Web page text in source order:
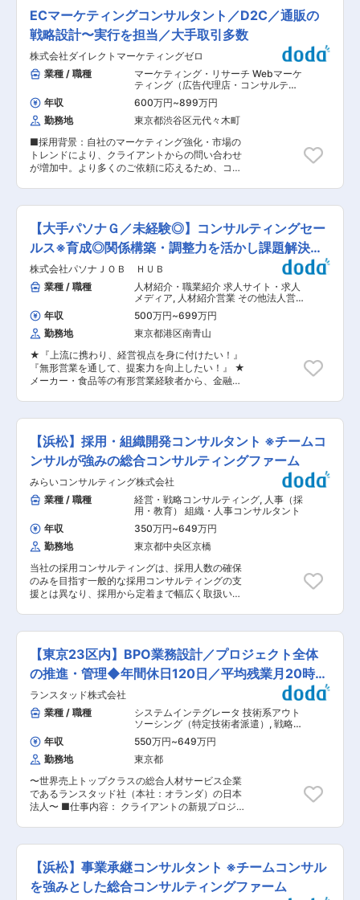
を活用しており、環境規制への迅速/網羅的な対
応、各国拠点の立上・運用コストの削減といった
効果を生んでいます。
れ： 入社後まずは会計ソフト研修を経て、基本知
識を習得頂きます。（会計ソフト会社様から研修
を行って頂きます。） その後は補助的な業務から
初めて頂き、3カ月〜半年程度、OJTを通して業
務を習得して頂きます。ご 自身のマーケットを創
り上げるために保険商材等も取り扱いながら顧問
先を獲得、早い方で半年から簡単な案件からご担
当いただき、徐々にクライアントを増やしていた
だくイメージです。 ■働き方： ・年間休日127日
の土日祝休みとライフワークバランスを充実でき
る環境です。 ・人事考課表用い、定量・定性的観
点から自己評価・上長評価のすり合わせを行い評
価を決定しております。また、売上げ・契約件数
スペースにはスタンディングデスクや円形デスク
があります。様々な働き方に対応できるようオフ
ご利用いただきます。 担当顧客件数や距離によっ
て支給額が変更します。 ※支給実績例：50,000
円/月 変更の範囲：会社の定める業務
キュリティ強化／ガバナンス設計までを一気通貫
で伴走する仕事です。 “使える生成AI”を現場に根
付かせる経験を積みながら、生成AIコンサルとし
ての市場価値を最短距離で高められる環境があり
ます。 【職務の魅力】 ・戦略×実装の橋渡し：構
想で終わらせず、現場に届くユースケースと運用
設計まで落とし込む ・安心安全の設計が主戦場：
金融機関に求められる高い水準のセキュリティ・
ガバナンスを実務で磨ける ・伴走型”の価値提
供：机上の正論ではなく、組織・業務・規制要件
に合わせて実現に導く ・生成AIコンサルとしての
成長：評価軸（効果・リスク・統制）をセットで
扱い、再現性ある型を身につける 【組織構成】
・当事業部は、約40の地銀が参加する国内有数規
度。 変更の範囲：会社の定める業務
ECマーケティングコンサルタント／D2C／通販の
戦略設計〜実行を担当／大手取引多数
株式会社ダイレクトマーケティングゼロ
業種 / 職種
マーケティング・リサーチ Webマーケ
ティング（広告代理店・コンサルティ
ング・制作） , Webマーケティング
（ネット広告・販促PRなど） 戦略・経
営コンサルタント
年収 600万円~899万円
勤務地
東京都渋谷区元代々木町
■採用背景：自社のマーケティング強化・市場の
トレンドにより、クライアントからの問い合わせ
が増加中。より多くのご依頼に応えるため、コン
を行う顧客に対して、コンサルティング業務を行
います。顧客の事業構造分析〜課題特定〜戦略立
案・実行まで、一貫して関わることができます。
基本的に問い合わせベースでの案件受注となるた
め、新規獲得はありません。 ＜具体的には＞ ・
顧客EC事業のデータ分析 (売上データ、顧客デー
タ、PL等) ・分析データから顧客の事業課題を抽
出 ・課題解決のための施策立案 ・広告、販促ツ
ール等の企画制作 ・WEB広告運用 ・各種施策の
効果測定/分析 等 ※WEB販促だけでなく、顧客の
商品企画まで関わることも可能です。 ■ポジショ
ンの魅力： ・戦略設計〜実行まで幅広く担当：提
案領域はプロモーションだけでなく、ECサイトの
構築・決済フローの改善・経費削減など、多岐に
わたります。また商品企画にも関わることがで
き、マーケティング４P全ての側面からお客様の
1〜2社に制限することで、コンサルタントが顧客
の成果創出に集中できる環境を整えております。
顧客のKPI改善による成果報酬制度の導入の為案
件受注が目的にならず、お客様の成果創出にこだ
われる環境です。 ■過去入社されている方・理
由：事業会社で会報誌の作成経験をされてきた方
や、通販の会社で同梱物の作成をされてきた方
が、数字に基づいたクリエイティブに携わること
でより精度の高いコンサルティングスキルを身に
着けていきたい方がご入社されております。 ■入
社後の流れ・スキルアップ環境 ・代表はベネッ
セ・大手通販化粧品会社で10年以上マーケティン
グやECの知見を身に付け当社を創業。 創業時代
た成功事例を基にメンバーもコンサルティングを
しており、入社後はその成功事例を覚えながらよ
れる環境です。 ・商材は、ライフスタイル・ビュ
ーティー・ペットフード・健康食品など美容系の
消費財がメインで、顧客も大手が多い環境です。
変更の範囲：会社の定める業務
【大手パソナＧ／未経験◎】コンサルティングセー
ルス※育成◎関係構築・調整力を活かし課題解決営
業へ
株式会社パソナＪＯＢ ＨＵＢ
業種 / 職種
人材紹介・職業紹介 求人サイト・求人
メディア, 人材紹介営業 その他法人営
業（既存・ルートセールス中心） 戦
略・経営コンサルタント
年収 500万円~699万円
勤務地
東京都港区南青山
★『上流に携わり、経営視点を身に付けたい！』
『無形営業を通して、提案力を向上したい！』 ★
メーカー・食品等の有形営業経験者から、金融・
ら直接経営課題をヒアリングし、最適な解決戦略
を立案。 当社のデータベースに登録のある15000
名以上のプロフェッショナル人材の中から、 最適
なプロをご紹介し、解決まで一気通貫で伴走する
コンサルティングセールスです。 市場ニーズの高
まりによりパソナグループ内でも非常に高い成長
率を誇る事業です。 ◆『ProShare』事業の魅力
◎多様な業界・企業への支援が可能！ 当
社では領域・業界の担当を分けておりません。
IT/食品/エンタメ/金融……様々な業界、そ
してスタートアップ企業から大手企業まで
担当するため、幅広い業界知識を身に付けること
ができます！ ◎様々なソリューションを通し
て、質の高いビジネス知識・スキルを身に付けら
れる！ 「新規事業の立ち上げ」「営業戦略
の立案」「人事制度の構築」…… 企業のあ
提案！ビジネスマンとしての視座を高めることが
できます。 ◎一気通貫で、中長期的に、顧客の
経営課題解決に伴走！ 初回接点から、支援開
始後のフォローまで、1人のコンサルタントが実
行。 顧客の課題に最後まで寄り添い、中長期
的に介在価値を提供することができます！ ◆部署
の雰囲気 平均年齢29.4歳 / 男女比7:3 / 中途入社
社員およそ60% マネジメント層も30代が中心！
とても活気に溢れた部門です！ ◆入社後の流れ
・入社後3か月まで：育成専門チームにてOJTを
通した密接な業務フォロー（営業レクチャー/商談
同席など） ・3か月以降〜：現場チームに配属
（商談への同席フォロー等あり） ■業務イメー
（2） 企業分析・仮説立て・提案準備 （3） 企業
経営層・事業責任者へのヒアリング/コンサル
談 （5） コンサルティング開始後のフォローおよ
びPJTマネジメント 変更の範囲：会社の定める業
務
【浜松】採用・組織開発コンサルタント ※チームコ
ンサルが強みの総合コンサルティングファーム
みらいコンサルティング株式会社
業種 / 職種
経営・戦略コンサルティング, 人事（採
用・教育） 組織・人事コンサルタント
年収
350万円~649万円
勤務地
東京都中央区京橋
当社の採用コンサルティングは、採用人数の確保
のみを目指す一般的な採用コンサルティングの支
援とは異なり、採用から定着まで幅広く取扱いま
取組まれる企業を当社では実行実現支援します。
また、採用後は「組織づくり・チームづくり」を
通じて組織を活性化し、働く人や組織の可能性を
引き出すことで、企業の持続可能な変革・成長支
援をします。ディスカッションやインタビューを
通して本当に解決すべき課題を特定し、課題解決
に向けた研修やワークショップ、プロジェクトの
企画から実行支援までを行います。 ■求職者から
選ばれる方法を明確化 会社の現状、採用市場（求
職者心理）を正しく理解し、現状とのギャップを
認識することで、人手不足で悩んでいる会社の
『人材採用』を成功へと導きます。 ■企業の本当
の価値・ありたい姿の明確化 コーチングを用いた
アプローチで、社員自身が企業の本当の価値・あ
りたい姿を考えることで、社員の進む方向性を合
わせます。 ■経営課題解決に向けた実行支援 コ
ジェクトの企画・運営を行います。 【ご支援例】
・採用コンサルティング ・採用HP制作ご支援 ・
採用ピッチ資料作成 ・面接官トレーニング ・組
【東京23区内】BPO業務設計／プロジェクト全体
の推進・管理◆年間休日120日／平均残業月20時間
程
ランスタッド株式会社
業種 / 職種
システムインテグレータ 技術系アウト
ソーシング（特定技術者派遣） , 戦略・
経営コンサルタント 業務改革コンサル
タント（BPR）
年収 550万円~649万円
勤務地
東京都
〜世界売上トップクラスの総合人材サービス企業
であるランスタッド社（本社：オランダ）の日本
法人〜 ■仕事内容： クライアントの新規プロジ
までを一貫して担う、プロジェクト推進の中核と
なるポジションです。 ■具体的な業務内容： ＜
プロジェクト全体の推進・管理＞ ・プロジェクト
の立ち上げから安定稼働までの計画策定・進捗管
理 ・WBSの作成と、マイルストーンごとの進捗
【浜松】事業承継コンサルタント ※チームコンサル
を強みとした総合コンサルティングファーム